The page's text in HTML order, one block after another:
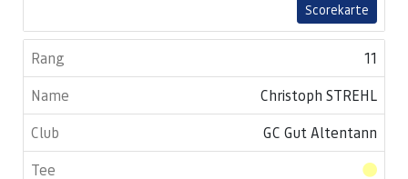
Scorekarte
11
Christoph STREHL
GC Gut Altentann